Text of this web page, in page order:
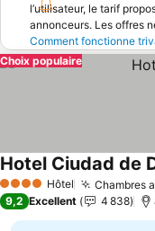
l’utilisateur, le tarif
annonceurs. Les offres
Comment fonctionne
Choix populaire
4 Étoiles Hôtel Chambres
Hotel Ciudad de
9,2 Excellent 4 838